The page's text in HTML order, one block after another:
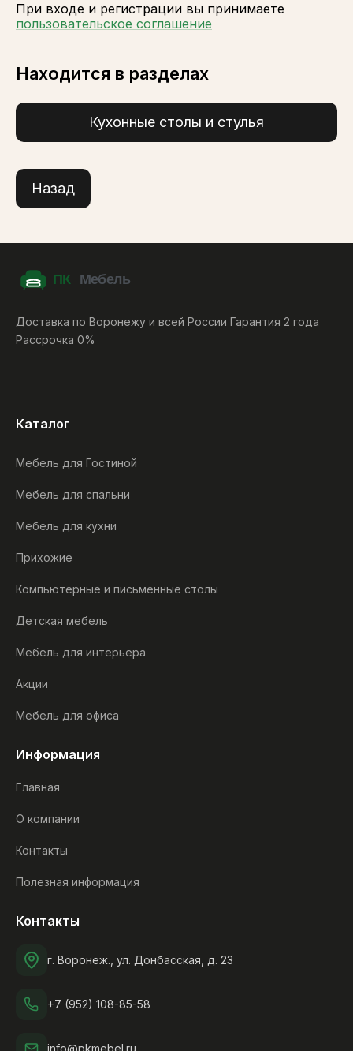
При входе и регистрации вы принимаете
пользовательское соглашение
Находится в разделах
Кухонные столы и стулья
Назад
Доставка по Воронежу и всей России Гарантия 2 года
Рассрочка 0%
Каталог
Мебель для Гостиной
Мебель для спальни
Мебель для кухни
Прихожие
Компьютерные и письменные столы
Детская мебель
Мебель для интерьера
Акции
Мебель для офиса
Информация
Главная
О компании
Контакты
Полезная информация
Контакты
г. Воронеж., ул. Донбасская, д. 23
+7 (952) 108-85-58
info@pkmebel.ru